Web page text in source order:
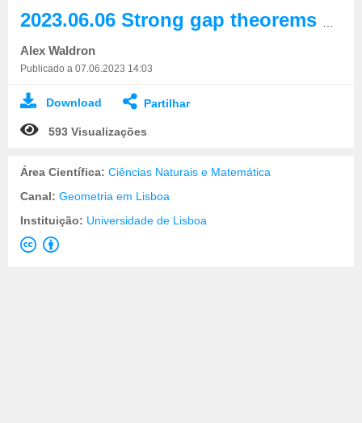
Alex Waldron
Publicado a 07.06.2023 14:03
Download Partilhar
593 Visualizações
Área Científica: Ciências Naturais e Matemática
Canal: Geometria em Lisboa
Instituição: Universidade de Lisboa